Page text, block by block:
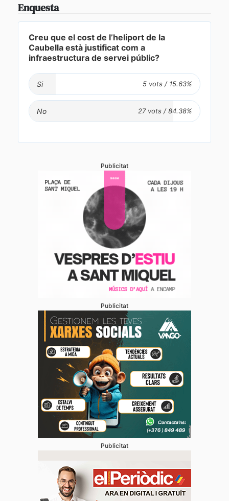
Enquesta
Creu que el cost de l’heliport de la
Caubella està justificat com a
infraestructura de servei públic?
Si
No
Publicitat
Publicitat
Publicitat